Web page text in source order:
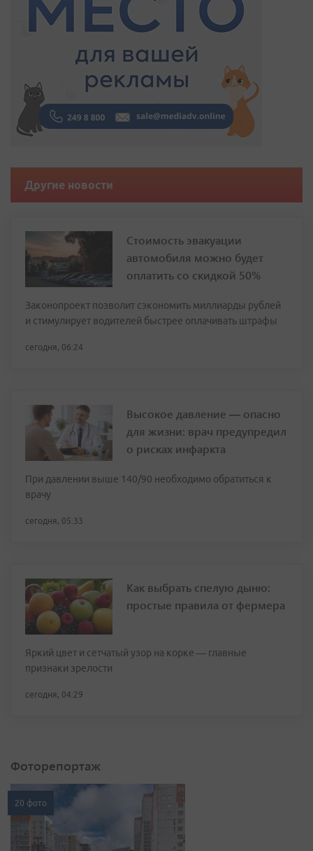
Другие новости
Стоимость эвакуации
автомобиля можно будет
оплатить со скидкой 50%
Законопроект позволит сэкономить миллиарды рублей
и стимулирует водителей быстрее оплачивать штрафы
сегодня, 06:24
Высокое давление — опасно
для жизни: врач предупредил
о рисках инфаркта
При давлении выше 140/90 необходимо обратиться к
врачу
сегодня, 05:33
Как выбрать спелую дыню:
простые правила от фермера
Яркий цвет и сетчатый узор на корке — главные
признаки зрелости
сегодня, 04:29
Фоторепортаж
20 фото